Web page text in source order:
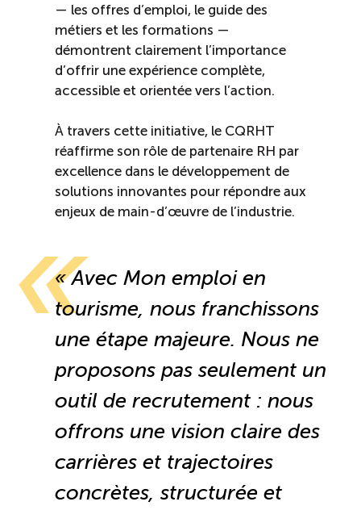
— les offres d’emploi, le guide des
métiers et les formations —
démontrent clairement l’importance
d’offrir une expérience complète,
accessible et orientée vers l’action.
À travers cette initiative, le CQRHT
réaffirme son rôle de partenaire RH par
excellence dans le développement de
solutions innovantes pour répondre aux
enjeux de main-d’œuvre de l’industrie.
« Avec Mon emploi en
tourisme, nous franchissons
une étape majeure. Nous ne
proposons pas seulement un
outil de recrutement : nous
offrons une vision claire des
carrières et trajectoires
concrètes, structurée et